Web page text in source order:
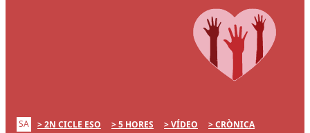
SA 2N CICLE ESO 5 HORES VÍDEO CRÒNICA